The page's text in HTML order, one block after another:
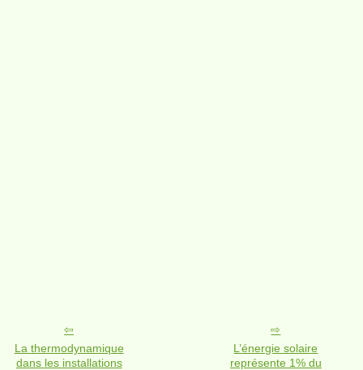
La thermodynamique
dans les installations
L’énergie solaire
représente 1% du